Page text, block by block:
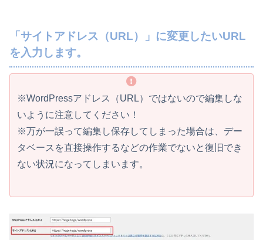
「サイトアドレス（URL）」に変更したいURL
を入力します。
※WordPressアドレス（URL）ではないので編集しな
いように注意してください！
※万が一誤って編集し保存してしまった場合は、デー
タベースを直接操作するなどの作業でないと復旧でき
ない状況になってしまいます。